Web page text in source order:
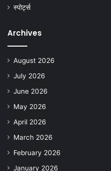
स्पोर्ट्स
Archives
August 2026
July 2026
June 2026
May 2026
April 2026
March 2026
February 2026
January 2026